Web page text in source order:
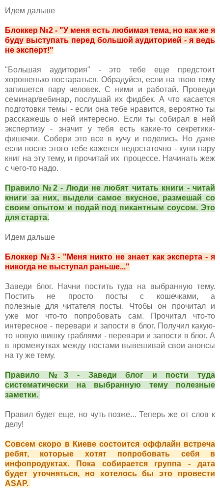
Идем дальше
Блоккер №2 - "У меня есть любимая тема, но как же я
буду выступать перед большой аудиторией - я ведь
не эксперт!"
"Большая аудитория" - это тебе еще предстоит
хорошенько постараться. Обрадуйся, если на твою тему
запишется пару человек. С ними и работай. Проведи
семинар/вебинар, послушай их фидбек. А что касается
подготовки темы - если она тебе нравится, вероятно ты
расскажешь о ней интересно. Если ты собирал в ней
экспертизу - значит у тебя есть какие-то секретики-
фишечки. Собери это все в кучу и поделись. Но даже
если после этого тебе кажется недостаточно - купи пару
книг на эту тему, и прочитай их процессе. Начинать жеж
с чего-то надо.
Правило №2 - Люди не любят читать книги - читай
книги за них, выдели самое вкусное, размешай со
своим опытом и подай под пикантным соусом. Это
для старта.
Идем дальше
Блоккер №3 - "Меня никто не знает как эксперта - я
никогда не выступал раньше..."
Заведи блог. Начни постить туда на выбранную тему.
Постить не просто посты с кошечками, а
полезные_для_читателя_посты. Чтобы он прочитал и
уже мог что-то попробовать сам. Прочитал что-то
интересное - перевари и запости в блог. Получил какую-
то новую шишку граблями - перевари и запости в блог. А
в промежутках между постами вывешивай свои анонсы
на ту же тему.
Правило №3 - Заведи блог и пости туда
систематически на выбранную тему полезные
заметки.
Правил будет еще, но чуть позже... Теперь же от слов к
делу!
Совсем скоро в Киеве состоится оффлайн встреча
ребят, которые хотят попробовать себя в
инфопродуктах. Пока собирается группа - дата
будет уточняться, но хотелось бы это провести
ASAP.